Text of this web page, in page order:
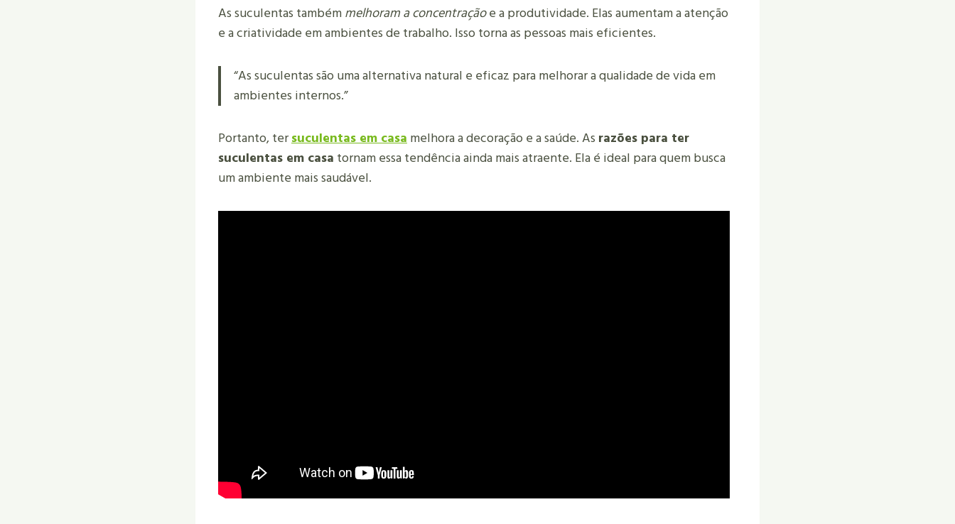
As suculentas tambémmelhoram a concentraçãoe a produtividade. Elas aumentam a atenção
e a criatividade em ambientes de trabalho. Isso torna as pessoas mais eficientes.
“As suculentas são uma alternativa natural e eficaz para melhorar a qualidade de vida em
ambientes internos.”
Portanto, tersuculentas em casamelhora a decoração e a saúde. As razões para ter
suculentas em casa tornam essa tendência ainda mais atraente. Ela é ideal para quem busca
um ambiente mais saudável.